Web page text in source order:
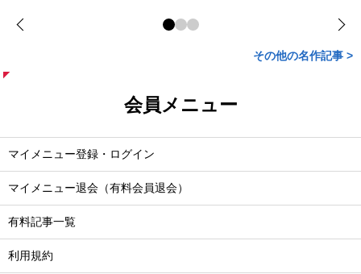
その他の名作記事 >
会員メニュー
マイメニュー登録・ログイン
マイメニュー退会（有料会員退会）
有料記事一覧
利用規約